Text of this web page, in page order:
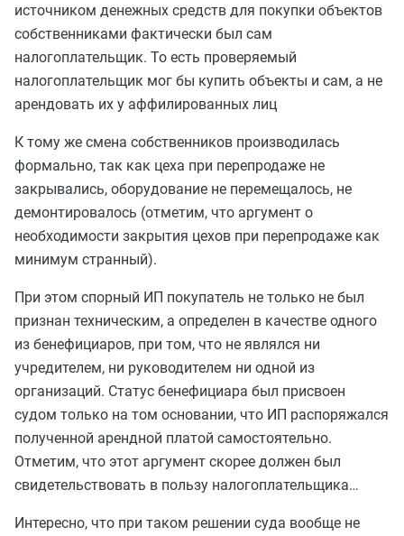
источником денежных средств для покупки объектов
собственниками фактически был сам
налогоплательщик. То есть проверяемый
налогоплательщик мог бы купить объекты и сам, а не
арендовать их у аффилированных лиц
К тому же смена собственников производилась
формально, так как цеха при перепродаже не
закрывались, оборудование не перемещалось, не
демонтировалось (отметим, что аргумент о
необходимости закрытия цехов при перепродаже как
минимум странный).
При этом спорный ИП покупатель не только не был
признан техническим, а определен в качестве одного
из бенефициаров, при том, что не являлся ни
учредителем, ни руководителем ни одной из
организаций. Статус бенефициара был присвоен
судом только на том основании, что ИП распоряжался
полученной арендной платой самостоятельно.
Отметим, что этот аргумент скорее должен был
свидетельствовать в пользу налогоплательщика…
Интересно, что при таком решении суда вообще не